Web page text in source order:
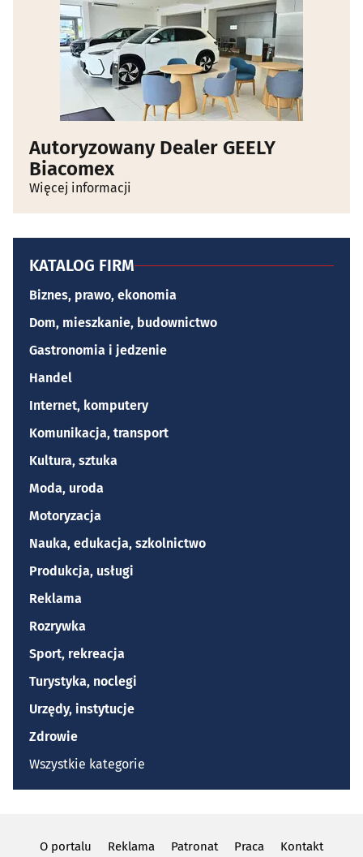
Autoryzowany Dealer GEELY
Biacomex
Więcej informacji
KATALOG FIRM
Biznes, prawo, ekonomia
Dom, mieszkanie, budownictwo
Gastronomia i jedzenie
Handel
Internet, komputery
Komunikacja, transport
Kultura, sztuka
Moda, uroda
Motoryzacja
Nauka, edukacja, szkolnictwo
Produkcja, usługi
Reklama
Rozrywka
Sport, rekreacja
Turystyka, noclegi
Urzędy, instytucje
Zdrowie
Wszystkie kategorie
O portalu Reklama Patronat Praca Kontakt